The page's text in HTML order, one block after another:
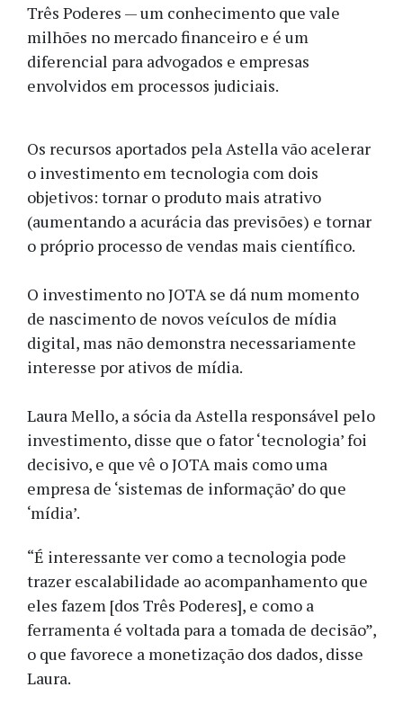
Três Poderes — um conhecimento que vale
milhões no mercado financeiro e é um
diferencial para advogados e empresas
envolvidos em processos judiciais.
Os recursos aportados pela Astella vão acelerar
o investimento em tecnologia com dois
objetivos: tornar o produto mais atrativo
(aumentando a acurácia das previsões) e tornar
o próprio processo de vendas mais científico.
O investimento no JOTA se dá num momento
de nascimento de novos veículos de mídia
digital, mas não demonstra necessariamente
interesse por ativos de mídia.
Laura Mello, a sócia da Astella responsável pelo
investimento, disse que o fator ‘tecnologia’ foi
decisivo, e que vê o JOTA mais como uma
empresa de ‘sistemas de informação’ do que
‘mídia’.
“É interessante ver como a tecnologia pode
trazer escalabilidade ao acompanhamento que
eles fazem [dos Três Poderes], e como a
ferramenta é voltada para a tomada de decisão”,
o que favorece a monetização dos dados, disse
Laura.